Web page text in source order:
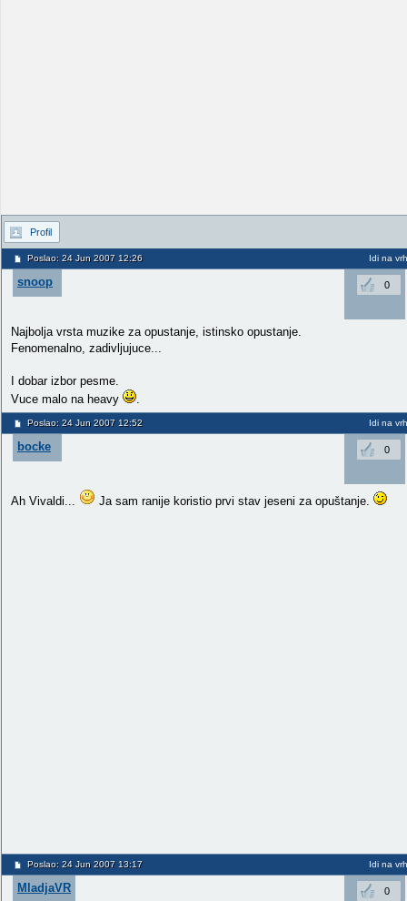
Profil
Poslao: 24 Jun 2007 12:26 Idi na vrh
snoop 0
Najbolja vrsta muzike za opustanje, istinsko opustanje.
Fenomenalno, zadivljujuce...
I dobar izbor pesme.
Vuce malo na heavy
.
Poslao: 24 Jun 2007 12:52 Idi na vrh
bocke 0
Ah Vivaldi... Ja sam ranije koristio prvi stav jeseni za opuštanje.
Poslao: 24 Jun 2007 13:17 Idi na vrh
MladjaVR 0